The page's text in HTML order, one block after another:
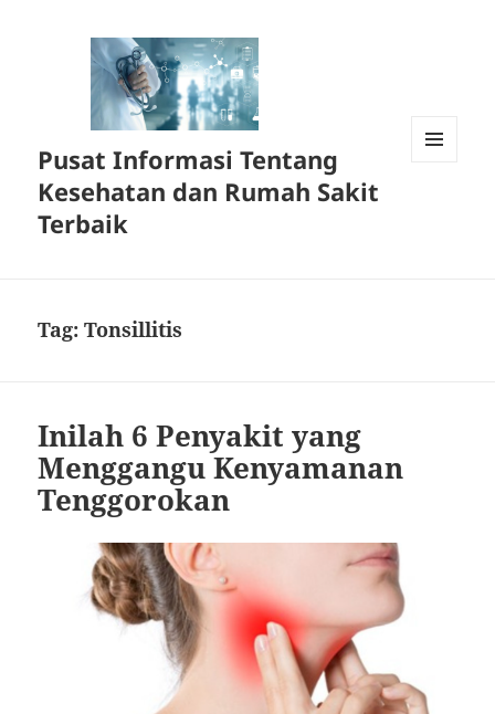
Pusat Informasi Tentang
Kesehatan dan Rumah Sakit
Terbaik
Tag:Tonsillitis
Inilah 6 Penyakit yang
Menggangu Kenyamanan
Tenggorokan